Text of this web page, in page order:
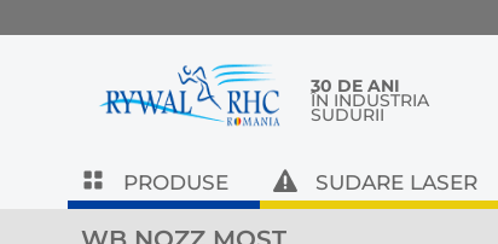
30 DE ANI
ÎN INDUSTRIA
SUDURII
PRODUSE SUDARE LASER